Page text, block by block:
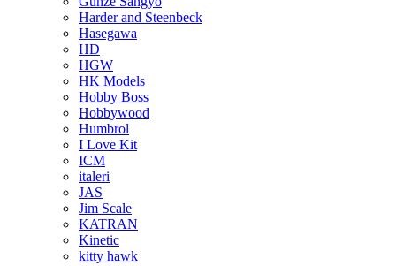
Harder and Steenbeck
Hasegawa
HD
HGW
HK Models
Hobby Boss
Hobbywood
Humbrol
I Love Kit
ICM
italeri
JAS
Jim Scale
KATRAN
Kinetic
kitty hawk